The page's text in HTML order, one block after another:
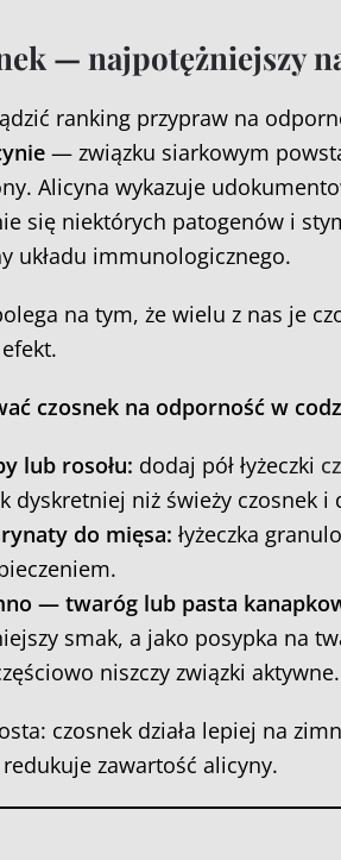
— najpotężniejszy
ranking przypraw na
— związku siarkowym
Alicyna wykazuje
się niektórych patogenów i
układu immunologicznego.
na tym, że wielu z nas je
czosnek na odporność w
lub rosołu: dodaj pół łyżeczki
dyskretniej niż świeży czosnek i
do mięsa: łyżeczka
— twaróg lub pasta
smak, a jako posypka na
niszczy związki aktywne.
czosnek działa lepiej na
zawartość alicyny.